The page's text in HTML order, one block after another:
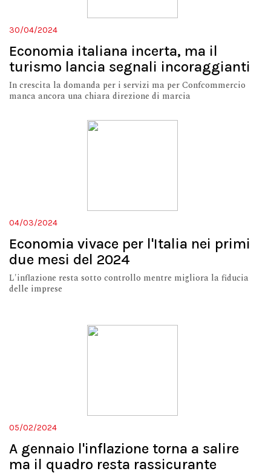
30/04/2024
Economia italiana incerta, ma il
turismo lancia segnali incoraggianti
In crescita la domanda per i servizi ma per Confcommercio
manca ancora una chiara direzione di marcia
04/03/2024
Economia vivace per l'Italia nei primi
due mesi del 2024
L'inflazione resta sotto controllo mentre migliora la fiducia
delle imprese
05/02/2024
A gennaio l'inflazione torna a salire
ma il quadro resta rassicurante